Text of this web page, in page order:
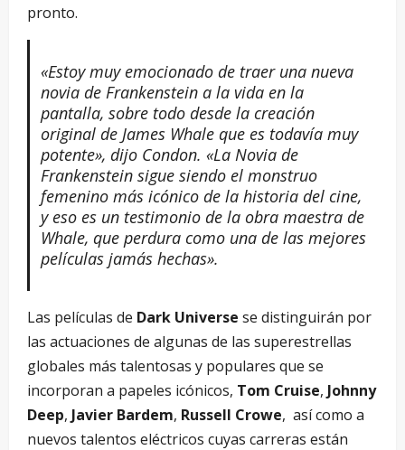
pronto.
«Estoy muy emocionado de traer una nueva
novia de Frankenstein a la vida en la
pantalla, sobre todo desde la creación
original de James Whale que es todavía muy
potente», dijo Condon. «La Novia de
Frankenstein sigue siendo el monstruo
femenino más icónico de la historia del cine,
y eso es un testimonio de la obra maestra de
Whale, que perdura como una de las mejores
películas jamás hechas».
Las películas de Dark Universe se distinguirán por
las actuaciones de algunas de las superestrellas
globales más talentosas y populares que se
incorporan a papeles icónicos, Tom Cruise, Johnny
Deep, Javier Bardem, Russell Crowe, así como a
nuevos talentos eléctricos cuyas carreras están